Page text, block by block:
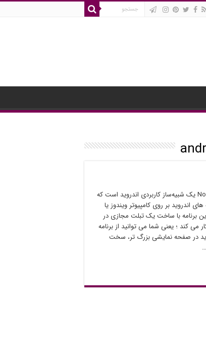
برنامه Nox App Player یک شبیه‌ساز کاربردی اندروید است که
اندروید بر روی کامپیوتر ویندوز یا
برنامه با ساخت یک تبلت مجازی در
می کند ؛ یعنی شما می توانید از برنامه
در صفحه نمایشی بزرگ تر، سخت